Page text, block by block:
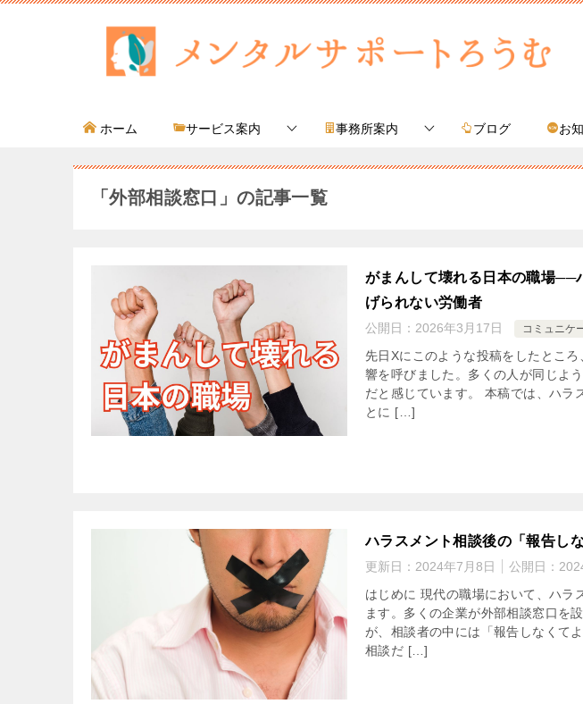
ホーム サービス案内 事務所案内 ブログ お
「外部相談窓口」の記事一覧
がまんして壊れる日本の職場──
げられない労働者
公開日： 2026年3月17日 コミュニケ
先日Xにこのような投稿をしたとこ
響を呼びました。多くの人が同じよ
だと感じています。 本稿では、ハラ
とに […]
ハラスメント相談後の「報告し
更新日： 2024年7月8日 公開日：
はじめに 現代の職場において、ハラ
ます。多くの企業が外部相談窓口を
が、相談者の中には「報告しなくて
相談だ […]